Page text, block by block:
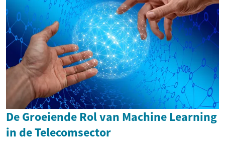
De Groeiende Rol van Machine Learning
in de Telecomsector